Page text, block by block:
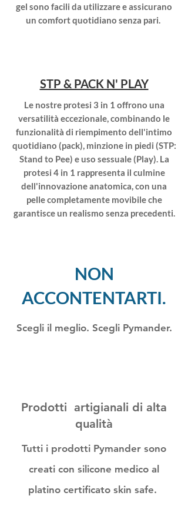
gel sono facili da utilizzare e assicurano
un comfort quotidiano senza pari.
STP & PACK N' PLAY
Le nostre protesi 3 in 1 offrono una
versatilità eccezionale, combinando le
funzionalità di riempimento dell'intimo
quotidiano (pack), minzione in piedi (STP:
Stand to Pee) e uso sessuale (Play). La
protesi 4 in 1 rappresenta il culmine
dell'innovazione anatomica, con una
pelle completamente movibile che
garantisce un realismo senza precedenti.
NON
ACCONTENTARTI.
Scegli il meglio. Scegli Pymander.
Prodotti artigianali di alta
qualità
Tutti i prodotti Pymander sono
creati con silicone medico al
platino certificato skin safe.